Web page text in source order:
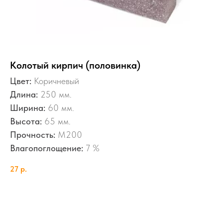
Колотый кирпич (половинка)
Цвет: Коричневый
Длина: 250 мм.
Ширина: 60 мм.
Высота: 65 мм.
Прочность: M200
Влагопоглощение: 7 %
27 р.